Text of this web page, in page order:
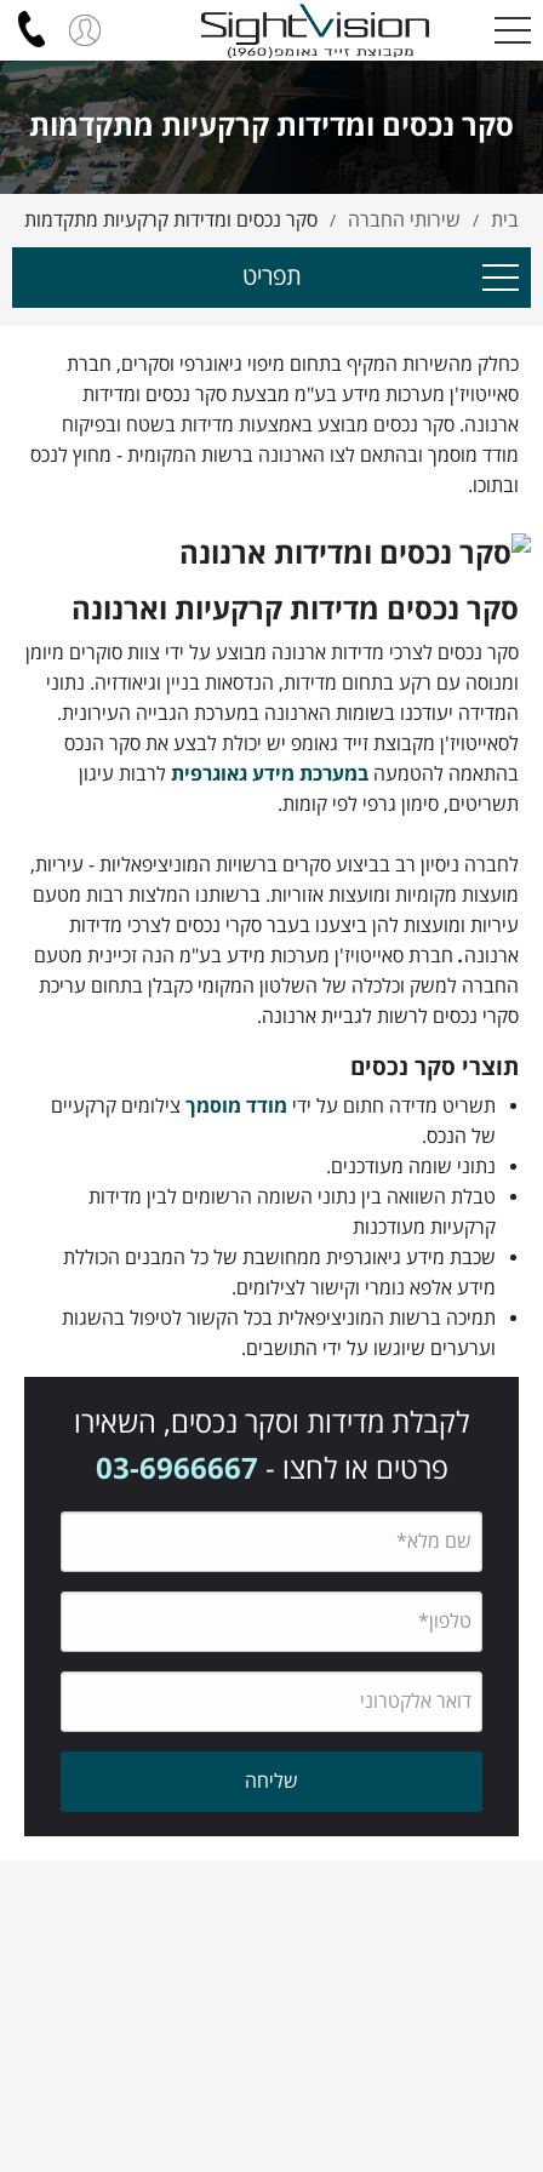
סקר נכסים ומדידות קרקעיות מתקדמות
בית / שירותי החברה / סקר נכסים ומדידות קרקעיות מתקדמות
תפריט
כחלק מהשירות המקיף בתחום מיפוי גיאוגרפי וסקרים, חברת
סאייטויז'ן מערכות מידע בע"מ מבצעת סקר נכסים ומדידות
ארנונה. סקר נכסים מבוצע באמצעות מדידות בשטח ובפיקוח
מודד מוסמך ובהתאם לצו הארנונה ברשות המקומית - מחוץ לנכס
ובתוכו.
סקר נכסים מדידות קרקעיות וארנונה
סקר נכסים לצרכי מדידות ארנונה מבוצע על ידי צוות סוקרים מיומן
ומנוסה עם רקע בתחום מדידות, הנדסאות בניין וגיאודזיה. נתוני
המדידה יעודכנו בשומות הארנונה במערכת הגבייה העירונית.
לסאייטויז'ן מקבוצת זייד גאומפ יש יכולת לבצע את סקר הנכס
בהתאמה להטמעה במערכת מידע גאוגרפית לרבות עיגון
תשריטים, סימון גרפי לפי קומות.
לחברה ניסיון רב בביצוע סקרים ברשויות המוניציפאליות - עיריות,
מועצות מקומיות ומועצות אזוריות. ברשותנו המלצות רבות מטעם
עיריות ומועצות להן ביצענו בעבר סקרי נכסים לצרכי מדידות
ארנונה. ​חברת סאייטויז'ן מערכות מידע בע"מ הנה זכיינית מטעם
החברה למשק וכלכלה של השלטון המקומי כקבלן בתחום עריכת
סקרי נכסים לרשות לגביית ארנונה.
תוצרי סקר נכסים
תשריט מדידה חתום על ידי מודד מוסמך צילומים קרקעיים
של הנכס.
נתוני שומה מעודכנים.
טבלת השוואה בין נתוני השומה הרשומים לבין מדידות
קרקעיות מעודכנות
שכבת מידע גיאוגרפית ממחושבת של כל המבנים הכוללת
מידע אלפא נומרי וקישור לצילומים.
תמיכה ברשות המוניציפאלית בכל הקשור לטיפול בהשגות
וערערים שיוגשו על ידי התושבים.
לקבלת מדידות וסקר נכסים, השאירו
פרטים או לחצו - 03-6966667